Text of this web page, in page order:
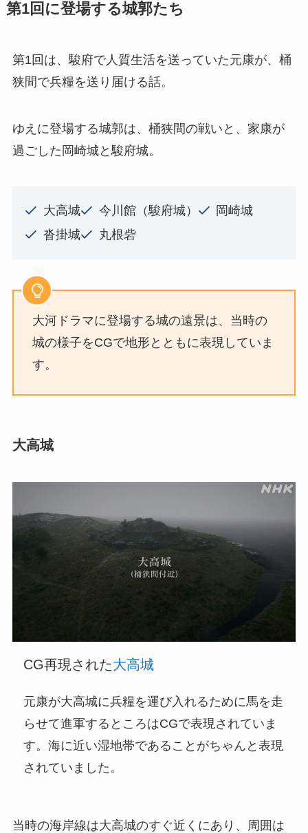
第1回に登場する城郭たち
第1回は、駿府で人質生活を送っていた元康が、桶
狭間で兵糧を送り届ける話。
ゆえに登場する城郭は、桶狭間の戦いと、家康が
過ごした岡崎城と駿府城。
大高城 今川館（駿府城）
岡崎城
沓掛城
丸根砦
大河ドラマに登場する城の遠景は、当時の
城の様子をCGで地形とともに表現していま
す。
大高城
CG再現された大高城
元康が大高城に兵糧を運び入れるために馬を走
らせて進軍するところはCGで表現されていま
す。海に近い湿地帯であることがちゃんと表現
されていました。
当時の海岸線は大高城のすぐ近くにあり、周囲は